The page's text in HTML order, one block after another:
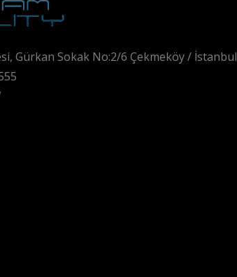
Gürkan Sokak No:2/6 Çekmeköy / İstanbul